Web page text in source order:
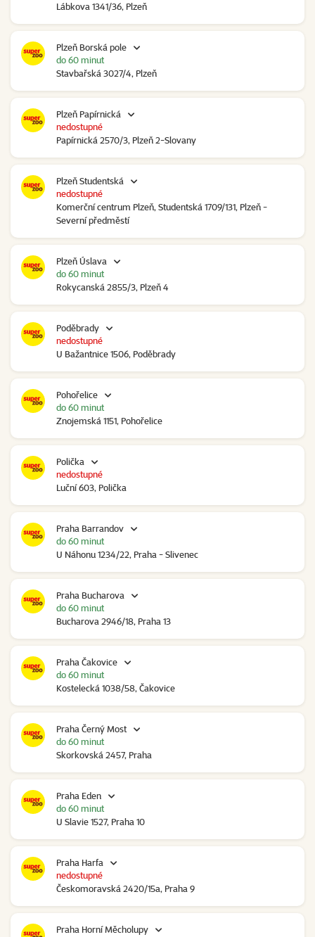
Lábkova 1341/36, Plzeň
Plzeň Borská pole
Stavbařská 3027/4, Plzeň
do 60 minut
Plzeň Papírnická
Papírnická 2570/3, Plzeň 2-Slovany
nedostupné
Plzeň Studentská
Komerční centrum Plzeň, Studentská 1709/131, Plzeň -
Severní předměstí
nedostupné
Plzeň Úslava
Rokycanská 2855/3, Plzeň 4
do 60 minut
Poděbrady
U Bažantnice 1506, Poděbrady
nedostupné
Pohořelice
Znojemská 1151, Pohořelice
do 60 minut
Polička
Luční 603, Polička
nedostupné
Praha Barrandov
U Náhonu 1234/22, Praha - Slivenec
do 60 minut
Praha Bucharova
Bucharova 2946/18, Praha 13
do 60 minut
Praha Čakovice
Kostelecká 1038/58, Čakovice
do 60 minut
Praha Černý Most
Skorkovská 2457, Praha
do 60 minut
Praha Eden
U Slavie 1527, Praha 10
do 60 minut
Praha Harfa
Českomoravská 2420/15a, Praha 9
nedostupné
Praha Horní Měcholupy